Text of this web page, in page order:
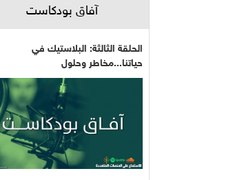
آفاق بودكاست
الحلقة الثالثة: البلاستيك في
حياتنا...مخاطر وحلول